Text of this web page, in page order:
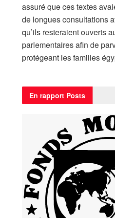
assuré que ces textes
de longues consultations
qu’ils resteraient ouverts
parlementaires afin de
protégeant les familles
En rapport Posts